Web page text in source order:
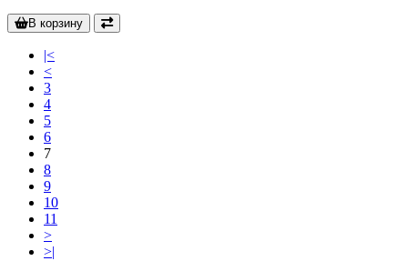
В корзину
|<
<
3
4
5
6
7
8
9
10
11
>
>|